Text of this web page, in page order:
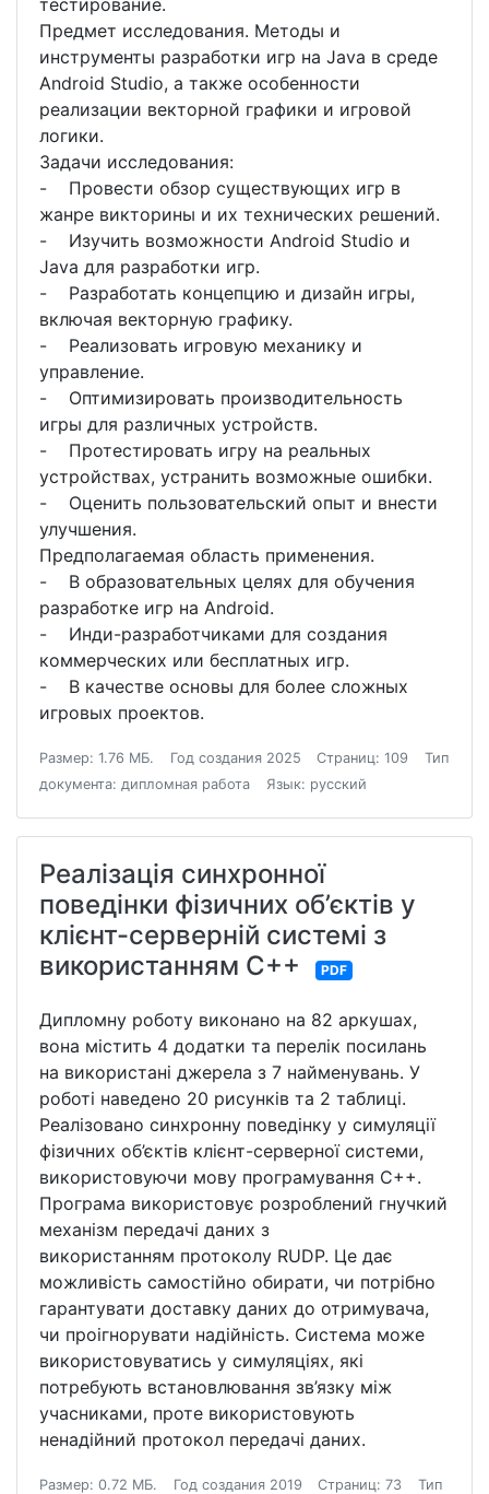
тестирование.
Предмет исследования. Методы и
инструменты разработки игр на Java в среде
Android Studio, а также особенности
реализации векторной графики и игровой
логики.
Задачи исследования:
- Провести обзор существующих игр в
жанре викторины и их технических решений.
- Изучить возможности Android Studio и
Java для разработки игр.
- Разработать концепцию и дизайн игры,
включая векторную графику.
- Реализовать игровую механику и
управление.
- Оптимизировать производительность
игры для различных устройств.
- Протестировать игру на реальных
устройствах, устранить возможные ошибки.
- Оценить пользовательский опыт и внести
улучшения.
Предполагаемая область применения.
- В образовательных целях для обучения
разработке игр на Android.
- Инди-разработчиками для создания
коммерческих или бесплатных игр.
- В качестве основы для более сложных
игровых проектов.
Размер: 1.76 МБ. Год создания 2025 Страниц: 109
Тип
документа: дипломная работа
Язык: русский
Реалізація синхронної
поведінки фізичних об’єктів у
клієнт-серверній системі з
використанням С++
PDF
Дипломну роботу виконано на 82 аркушах,
вона містить 4 додатки та перелік посилань
на використані джерела з 7 найменувань. У
роботі наведено 20 рисунків та 2 таблиці.
Реалізовано синхронну поведінку у симуляції
фізичних об’єктів клієнт-серверної системи,
використовуючи мову програмування С++.
Програма використовує розроблений гнучкий
механізм передачі даних з
використанням протоколу RUDP. Це дає
можливість самостійно обирати, чи потрібно
гарантувати доставку даних до отримувача,
чи проігнорувати надійність. Система може
використовуватись у симуляціях, які
потребують встановлювання зв’язку між
учасниками, проте використовують
ненадійний протокол передачі даних.
Размер: 0.72 МБ. Год создания 2019 Страниц: 73
Тип